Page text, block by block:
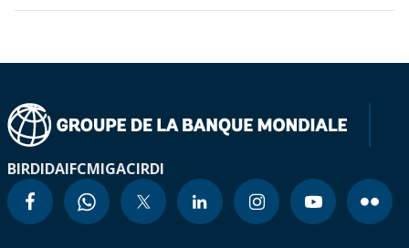
BIRDIDAIFCMIGACIRDI